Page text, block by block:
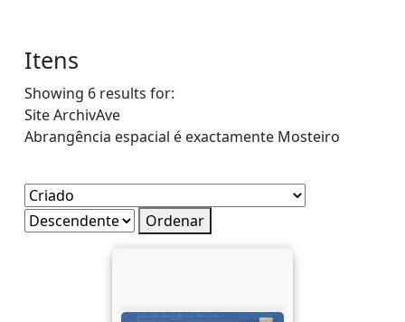
Itens
Showing 6 results for:
SiteArchivAve
Abrangência espacial é exactamente Mosteiro
Ordenar